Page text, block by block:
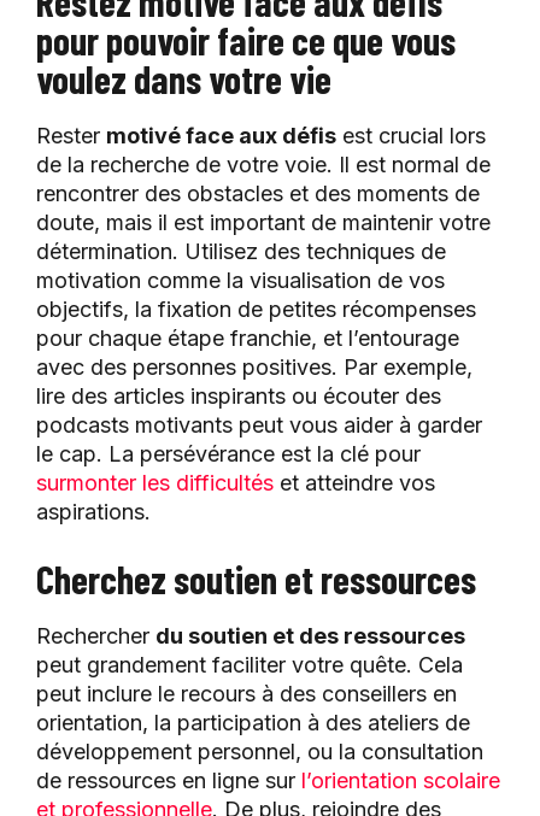
pour pouvoir faire ce que vous
voulez dans votre vie
Rester motivé face aux défis est crucial lors
de la recherche de votre voie. Il est normal de
rencontrer des obstacles et des moments de
doute, mais il est important de maintenir votre
détermination. Utilisez des techniques de
motivation comme la visualisation de vos
objectifs, la fixation de petites récompenses
pour chaque étape franchie, et l’entourage
avec des personnes positives. Par exemple,
lire des articles inspirants ou écouter des
podcasts motivants peut vous aider à garder
le cap. La persévérance est la clé pour
surmonter les difficultés et atteindre vos
aspirations.
Cherchez soutien et ressources
Rechercher du soutien et des ressources
peut grandement faciliter votre quête. Cela
peut inclure le recours à des conseillers en
orientation, la participation à des ateliers de
développement personnel, ou la consultation
de ressources en ligne sur l’orientation scolaire
et professionnelle. De plus, rejoindre des